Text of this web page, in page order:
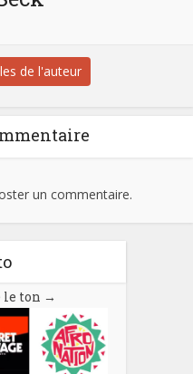
de l'auteur
un commentaire.
le ton →